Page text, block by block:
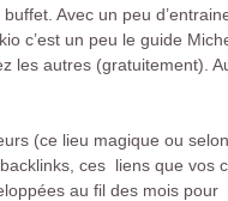
Avec un peu
c’est un peu le guide
les autres
(ce lieu magique ou
ces liens que vos
au fil des mois